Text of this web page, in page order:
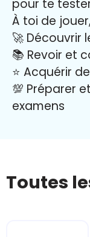
pour te
À toi de
🚀 Découvrir
📚 Revoir et
⭐️ Acquérir
💯 Préparer
examens
Toutes